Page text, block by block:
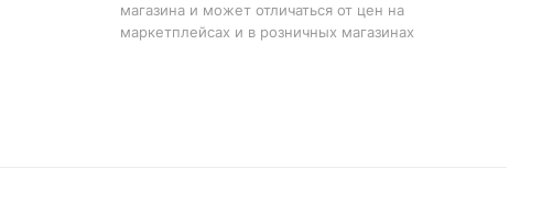
магазина и может отличаться от цен на
маркетплейсах и в розничных магазинах